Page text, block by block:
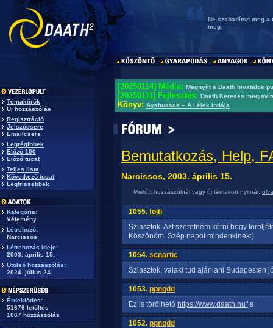
Ne szabadítsd meg a
meg.
Témakörök
Új hozzászólás
Regisztráció
Jelszócsere
Emailcsere
Legrégibbek
Előző 100
Előző tucat
Teljes lista
Következő tucat
Legfrissebbek
Kategória:
Vélemény
Létrehozó:
Narcissos
Létrehozás ideje:
2003. április 15.
Utolsó hozzászólás:
2024. július 24.
Érdeklődés:
51676 letöltés
1067 hozzászólás
[20250114] Média: Megnyílt a Daath hivatalos
[20250111] Fejlesztés: Daath Keresés
Könyv: Ayahuasca – A Lélek Indája
Bemutatkozás, Help,
Narcissos, 2003. április 15.
Mielőtt hozzászólnál vagy új témakört nyitnál,
1055. fojti
Sziasztok. Azt szeretném kérni hogy
Köszönöm. Szép napot mindenkinek:)
1054. scnartic
Sziasztok, valaki tud ajánlani Budapesten
1053. ppnqdd
Ez is törölhető https://www.daath.hu" a
1052. ppnqdd